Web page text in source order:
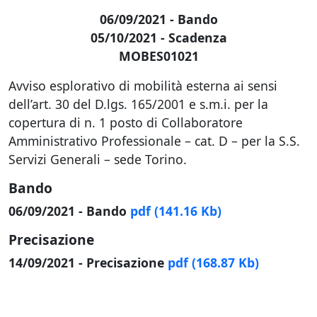
06/09/2021 - Bando
05/10/2021 - Scadenza
MOBES01021
Avviso esplorativo di mobilità esterna ai sensi
dell’art. 30 del D.lgs. 165/2001 e s.m.i. per la
copertura di n. 1 posto di Collaboratore
Amministrativo Professionale – cat. D – per la S.S.
Servizi Generali – sede Torino.
Bando
06/09/2021 - Bando pdf (141.16 Kb)
Precisazione
14/09/2021 - Precisazione pdf (168.87 Kb)